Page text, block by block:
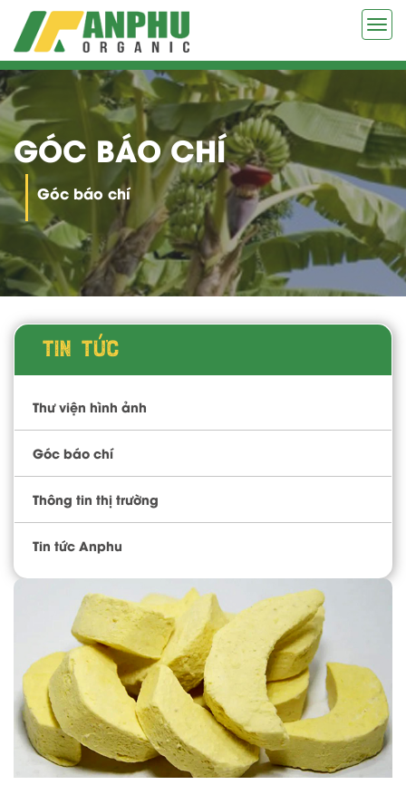
GÓC BÁO CHÍ
Góc báo chí
TIN TỨC
Thư viện hình ảnh
Góc báo chí
Thông tin thị trường
Tin tức Anphu